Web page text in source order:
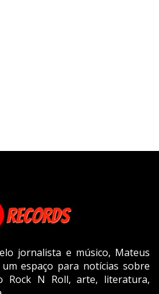
jornalista e músico, Mateus
espaço para notícias sobre
Rock N Roll, arte, literatura,